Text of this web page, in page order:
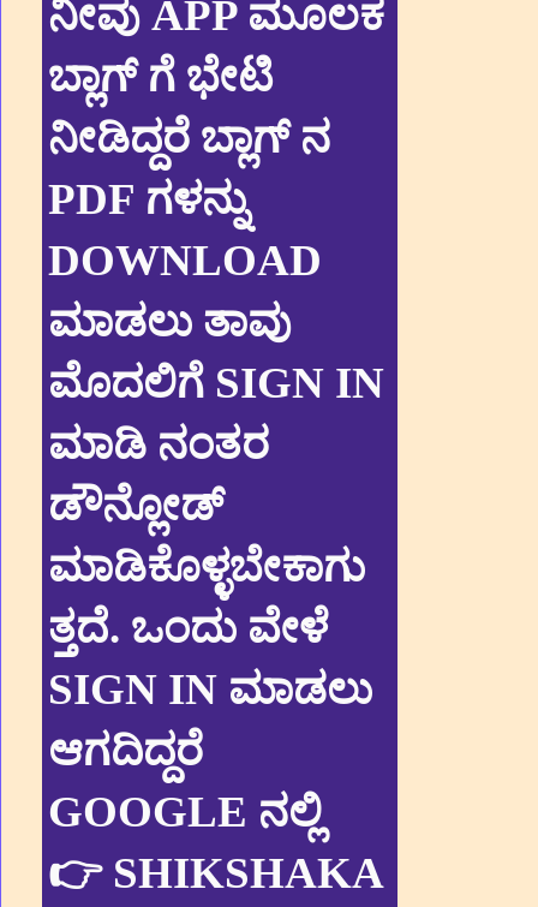
ನೀವು APP ಮೂಲಕ
ಬ್ಲಾಗ್ ಗೆ ಭೇಟಿ
ನೀಡಿದ್ದರೆ ಬ್ಲಾಗ್ ನ
PDF ಗಳನ್ನು
DOWNLOAD
ಮಾಡಲು ತಾವು
ಮೊದಲಿಗೆ SIGN IN
ಮಾಡಿ ನಂತರ
ಡೌನ್ಲೋಡ್
ಮಾಡಿಕೊಳ್ಳಬೇಕಾಗು
ತ್ತದೆ. ಒಂದು ವೇಳೆ
SIGN IN ಮಾಡಲು
ಆಗದಿದ್ದರೆ
GOOGLE ನಲ್ಲಿ
👉 SHIKSHAKA